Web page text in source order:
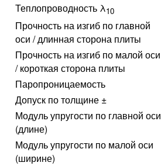
Теплопроводность λ10
Прочность на изгиб по главной
оси / длинная сторона плиты
Прочность на изгиб по малой оси
/ короткая сторона плиты
Паропроницаемость
Допуск по толщине ±
Модуль упругости по главной оси
(длине)
Модуль упругости по малой оси
(ширине)